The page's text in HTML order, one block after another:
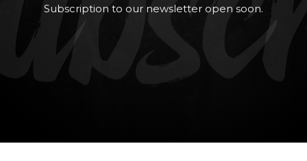
Subscription to our newsletter open soon.